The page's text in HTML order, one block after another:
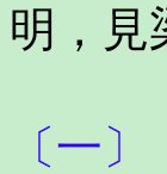
明，見
〔一